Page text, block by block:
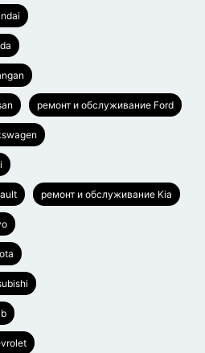
ремонт и обслуживание Ford
ремонт и обслуживание Kia